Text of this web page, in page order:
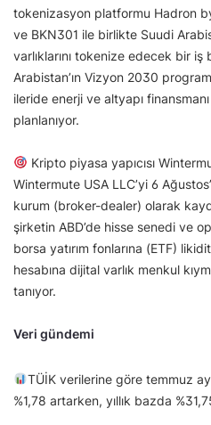
tokenizasyon platformu Hadron
ve BKN301 ile birlikte Suudi
varlıklarını tokenize edecek bir
Arabistan’ın Vizyon 2030
ileride enerji ve altyapı
planlanıyor.
Kripto piyasa yapıcısı
Wintermute USA LLC’yi 6
kurum (broker-dealer) olarak
şirketin ABD’de hisse senedi ve
borsa yatırım fonlarına (ETF)
hesabına dijital varlık menkul
tanıyor.
Veri gündemi
TÜİK verilerine göre temmuz
%1,78 artarken, yıllık bazda